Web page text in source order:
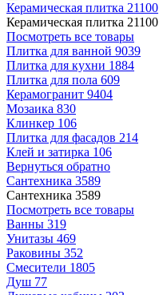
Керамическая плитка 21100
Керамическая плитка 21100
Посмотреть все товары
Плитка для ванной 9039
Плитка для кухни 1884
Плитка для пола 609
Керамогранит 9404
Мозаика 830
Клинкер 106
Плитка для фасадов 214
Клей и затирка 106
Вернуться обратно
Сантехника 3589
Сантехника 3589
Посмотреть все товары
Ванны 319
Унитазы 469
Раковины 352
Смесители 1805
Душ 77